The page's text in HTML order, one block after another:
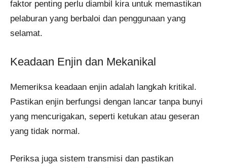
faktor penting perlu diambil kira untuk memastikan
pelaburan yang berbaloi dan penggunaan yang
selamat.
Keadaan Enjin dan Mekanikal
Memeriksa keadaan enjin adalah langkah kritikal.
Pastikan enjin berfungsi dengan lancar tanpa bunyi
yang mencurigakan, seperti ketukan atau geseran
yang tidak normal.
Periksa juga sistem transmisi dan pastikan